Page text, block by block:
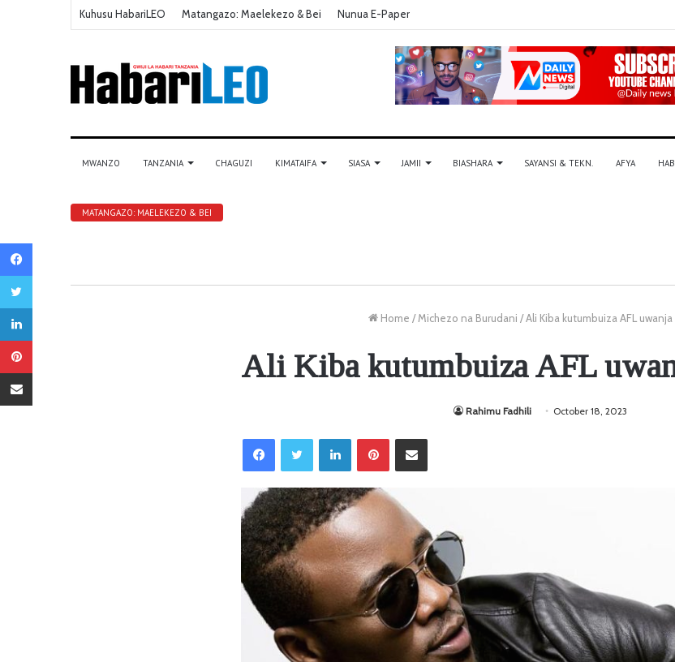
Kuhusu HabariLEO Matangazo: Maelekezo & Bei Nunua E-Paper
MWANZO TANZANIA CHAGUZI KIMATAIFA SIASA JAMII BIASHARA SAYANSI & TEKN. AFYA
MATANGAZO: MAELEKEZO & BEI
Home / Michezo na Burudani /Ali Kiba kutumbuiza AFL uwanja
Ali Kiba kutumbuiza AFL
Rahimu Fadhili October 18, 2023
LinkedIn